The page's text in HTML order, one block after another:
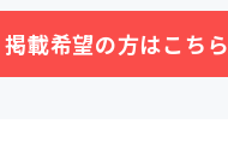
掲載希望の方はこちら